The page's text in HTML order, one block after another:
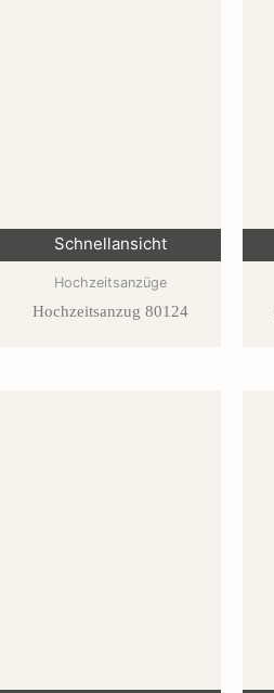
Schnellansicht
Hochzeitsanzüge
Hochzeitsanzug 80124